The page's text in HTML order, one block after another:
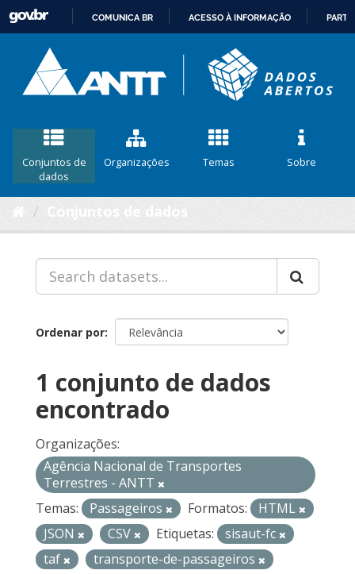
CONTEÚDO
COMUNICA BR ACESSO À INFORMAÇÃO
Conjuntos de
dados
Organizações Temas Sobre
Ordenar por
1 conjunto de dados
encontrado
Organizações:
Agência Nacional de Transportes
Terrestres - ANTT
Temas:
Passageiros Formatos:
HTML
JSON
CSV Etiquetas:
sisaut-fc
taf
transporte-de-passageiros